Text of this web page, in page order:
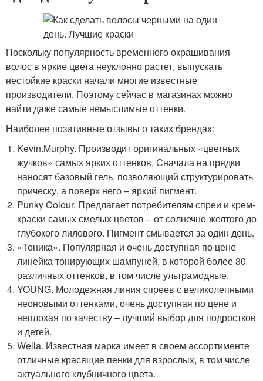
Поскольку популярность временного окрашивания
волос в яркие цвета неуклонно растет, выпускать
нестойкие краски начали многие известные
производители. Поэтому сейчас в магазинах можно
найти даже самые немыслимые оттенки.
Наиболее позитивные отзывы о таких брендах:
Kevin.Murphy. Производит оригинальных «цветных
жучков» самых ярких оттенков. Сначала на прядки
наносят базовый гель, позволяющий структурировать
прическу, а поверх него – яркий пигмент.
Punky Colour. Предлагает потребителям спреи и крем-
краски самых смелых цветов – от солнечно-желтого до
глубокого лилового. Пигмент смывается за один день.
«Тоника». Популярная и очень доступная по цене
линейка тонирующих шампуней, в которой более 30
различных оттенков, в том числе ультрамодные.
YOUNG. Молодежная линия спреев с великолепными
неоновыми оттенками, очень доступная по цене и
неплохая по качеству – лучший выбор для подростков
и детей.
Wella. Известная марка имеет в своем ассортименте
отличные красящие пенки для взрослых, в том числе
актуального клубничного цвета.